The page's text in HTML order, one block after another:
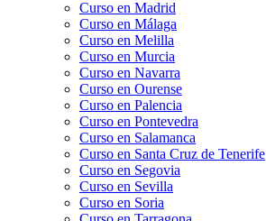
Curso en Madrid
Curso en Málaga
Curso en Melilla
Curso en Murcia
Curso en Navarra
Curso en Ourense
Curso en Palencia
Curso en Pontevedra
Curso en Salamanca
Curso en Santa Cruz de Tenerife
Curso en Segovia
Curso en Sevilla
Curso en Soria